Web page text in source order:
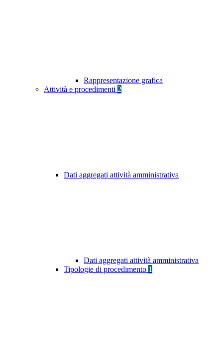
Rappresentazione grafica
Attività e procedimenti 2
Dati aggregati attività amministrativa
Dati aggregati attività amministrativa
Tipologie di procedimento 1